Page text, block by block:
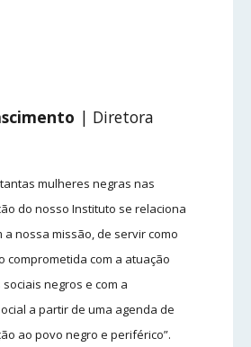
| Diretora
mulheres negras nas
do nosso Instituto se relaciona
a nossa missão, de servir como
comprometida com a atuação
negros e com a
a partir de uma agenda de
ao povo negro e periférico”.